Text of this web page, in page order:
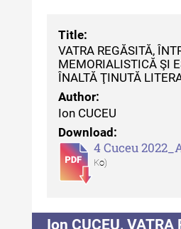
Acta Pangratia I
Acta Pangratia II
Acta Pangratia III
Indexul Complet
Alte publicatii,
autor
Title:
VATRA REGĂSITĂ,
MEMORIALISTICĂ ŞI
ÎNALTĂ ŢINUTĂ
Author:
Ion CUCEU
Download:
4 Cuceu
Ko)
Ion CUCEU, VATRA